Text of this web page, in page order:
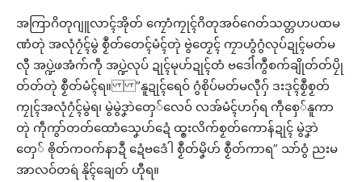
အကြာဂိတုဂျူလာၚ်အိုတ် ကၠောံကၠုၚ်ဂိတုအဝ်ဂေတ်သတ္တဟပထမ
ဏံတုဲ အလုံဂၠံၚ်မွဲ စၟဳတ်တေၚ်မံၚ်တုဲ ဗွဲတၟေၚ် ကၠာဟွံဂွံလုပ်ဍုၚ်မတ်မ
လီု အပ္ဍဲဖအံက်ကဵု အပ္ဍဲလုပ် ဍုၚ်မုဟ်ဍုၚ်တံ ဗဒေါံကွဳစက်ချိုတ်တ်ပၠို
တ်တ်တုဲ စၟဳတ်မံၚ်ရ။ ”နူဍုၚ်ရေဝ် ဂွံစိုပ်မတ်မလီုဂှ် ဒးဒုၚ်စၟဳစၟတ်
ကၠုၚ်အလုံဂၠံၚ်မွဲရ၊ မွဲမွဲဒၞာဲတှေ်လေဝ် လအ်မံၚ်ဟဂှ်ရ ကဵုစှေ်နူကာ
တုဲ ကဵုကွာ်တတ်ထောံသၞေဟ်ဍေံ ထ္ၜးလိက်စၟတ်ကောန်ဍုၚ် မွဲဒၞာဲ
တှေ် ၜိုတ်ကဝက်နာဍဳ ဍေံဗဒေံါ စၟဳတ်မၞိဟ် စၟဳတ်ကာရ” သာ်ဝွံ ညးမ
အာလဝ်တရဴ နိုၚ်ချေတ် ဟီုရ။